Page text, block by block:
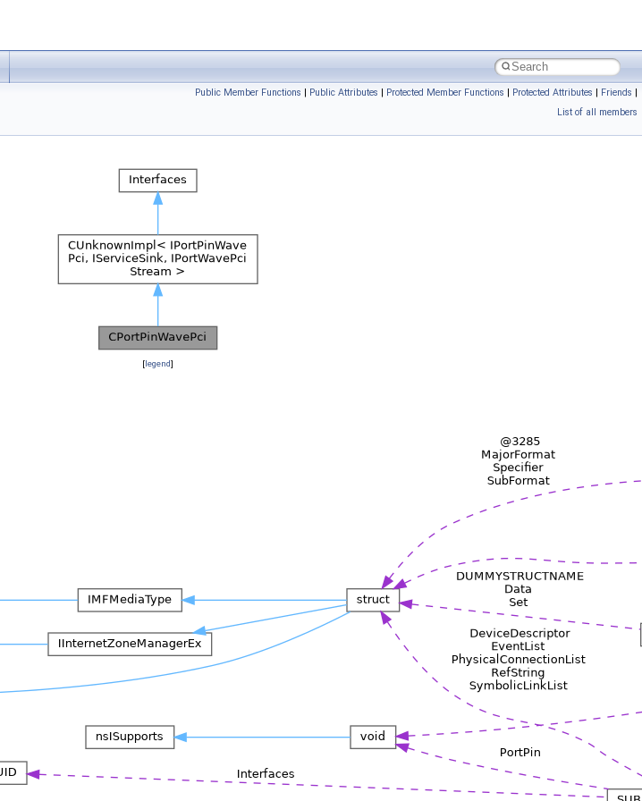
Public Member Functions | Public Attributes | Protected Member Functions | Protected Attributes | Friends |
List of all members
[legend]